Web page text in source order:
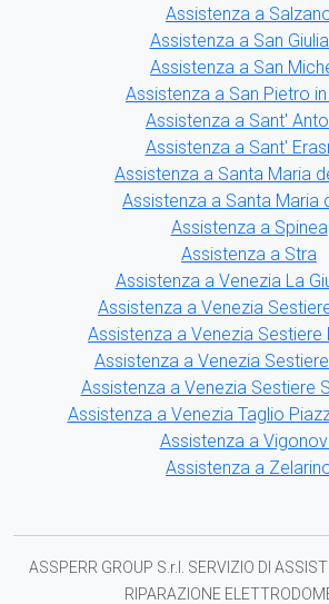
Assistenza a
Assistenza a San
Assistenza a San
Assistenza a San Pietro
Assistenza a Sant'
Assistenza a Sant'
Assistenza a Santa Maria
Assistenza a Santa Maria
Assistenza a Spinea
Assistenza a Stra
Assistenza a Venezia La
Assistenza a Venezia
Assistenza a Venezia Sestiere
Assistenza a Venezia
Assistenza a Venezia Sestiere
Assistenza a Venezia Taglio
Assistenza a
Assistenza a
ASSPERR GROUP S.r.l. SERVIZIO DI
RIPARAZIONE